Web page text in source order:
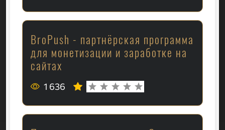
BroPush - партнёрская программа
для монетизации и заработке на
сайтах
1 636